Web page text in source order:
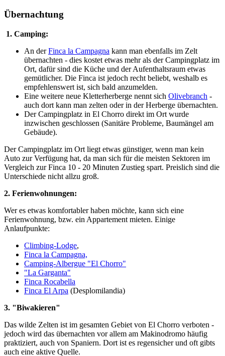
Übernachtung
1. Camping:
An derFinca la Campagna kann man ebenfalls im Zelt
übernachten - dies kostet etwas mehr als der Campingplatz im
Ort, dafür sind die Küche und der Aufenthaltsraum etwas
gemütlicher. Die Finca ist jedoch recht beliebt, weshalb es
empfehlenswert ist, sich bald anzumelden.
Eine weitere neue Kletterherberge nennt sich Olivebranch -
auch dort kann man zelten oder in der Herberge übernachten.
Der Campingplatz in El Chorro direkt im Ort wurde
inzwischen geschlossen (Sanitäre Probleme, Baumängel am
Gebäude).
Der Campingplatz im Ort liegt etwas günstiger, wenn man kein
Auto zur Verfügung hat, da man sich für die meisten Sektoren im
Vergleich zur Finca 10 - 20 Minuten Zustieg spart. Preislich sind die
Unterschiede nicht allzu groß.
2. Ferienwohnungen:
Wer es etwas komfortabler haben möchte, kann sich eine
Ferienwohnung, bzw. ein Appartement mieten. Einige
Anlaufpunkte:
Climbing-Lodge,
Finca la Campagna,
Camping-Albergue "El Chorro"
"La Garganta"
Finca Rocabella
Finca El Arpa (Desplomilandia)
3. "Biwakieren"
Das wilde Zelten ist im gesamten Gebiet von El Chorro verboten -
jedoch wird das übernachten vor allem am Makinodromo häufig
praktiziert, auch von Spaniern. Dort ist es regensicher und oft gibts
auch eine aktive Quelle.